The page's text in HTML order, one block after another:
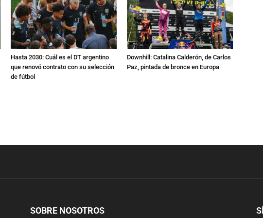
Hasta 2030: Cuál es el DT argentino
que renovó contrato con su selección
de fútbol
Downhill: Catalina Calderón, de Carlos
Paz, pintada de bronce en Europa
SOBRE NOSOTROS